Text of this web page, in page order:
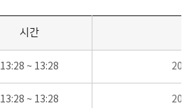
시간
13:28 ~ 13:28
13:28 ~ 13:28